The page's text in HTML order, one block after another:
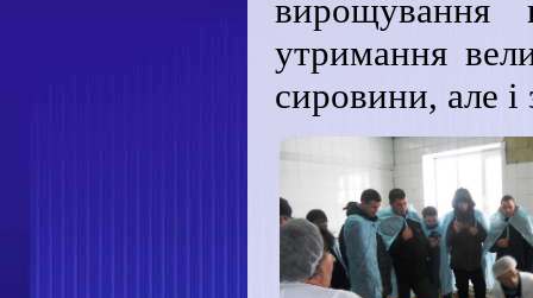
вирощування
утримання
сировини, але і